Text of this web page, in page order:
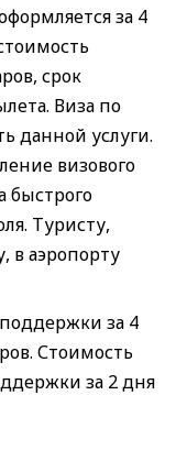
за 4
срок
Виза по
данной услуги.
визового
быстрого
Туристу,
в аэропорту
за 4
Стоимость
за 2 дня